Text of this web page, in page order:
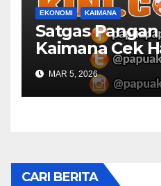
EKONOMI KAIMANA
Satgas
Kaimana Cek
Bapok di Pasar
MAR 5, 2026
CARI BERITA